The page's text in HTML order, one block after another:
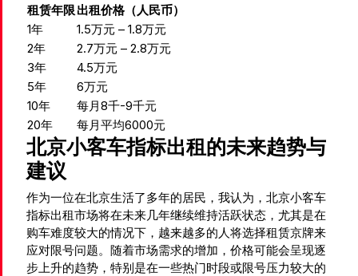
租赁年限 出租价格（人民币）
1年
1.5万元 – 1.8万元
2年
2.7万元 – 2.8万元
3年
4.5万元
5年
6万元
10年
每月8千-9千元
20年
每月平均6000元
北京小客车指标出租的未来趋势与
建议
作为一位在北京生活了多年的居民，我认为，北京小客车
指标出租市场将在未来几年继续维持活跃状态，尤其是在
购车难度较大的情况下，越来越多的人将选择租赁京牌来
应对限号问题。随着市场需求的增加，价格可能会呈现逐
步上升的趋势，特别是在一些热门时段或限号压力较大的